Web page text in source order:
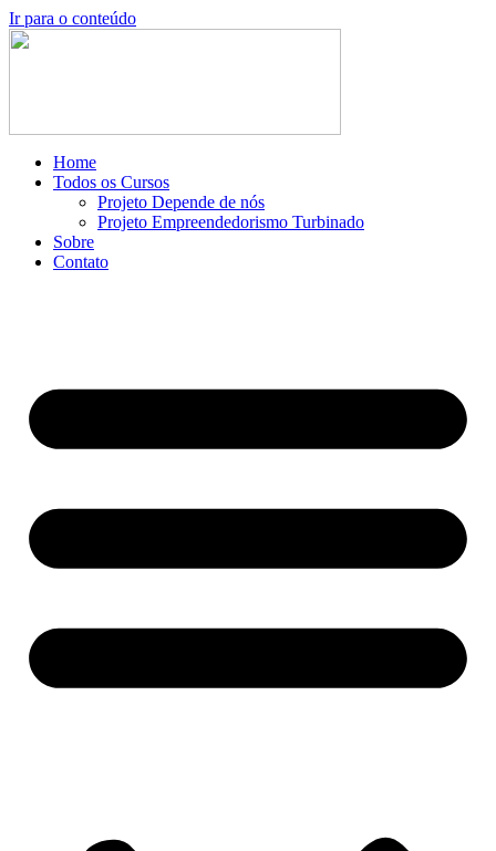
Ir para o conteúdo
Home
Todos os Cursos
Projeto Depende de nós
Projeto Empreendedorismo Turbinado
Sobre
Contato